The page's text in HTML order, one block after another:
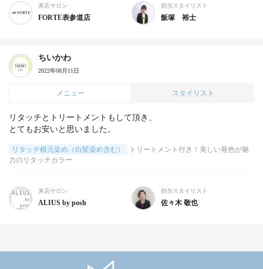
来店サロン
FORTE表参道店
担当スタイリスト
飯塚 裕士
ちいかわ
2022年08月11日
メニュー スタイリスト
リタッチとトリートメントもして頂き、
リタッチ根元染め（白髪染め含む）
トリートメント付き！美しい発色が魅
力のリタッチカラー
来店サロン
ALIUS by posh
担当スタイリスト
佐々木 敬也